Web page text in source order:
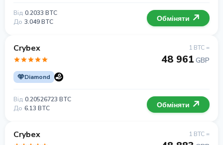
Від 0.2033 BTC
До 3.049 BTC Обміняти
Crybex
Diamond
1 BTC =
48 961 GBP
Від 0.20526723 BTC
До 6.13 BTC Обміняти
Crybex 1 BTC =